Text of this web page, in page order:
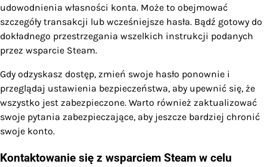
udowodnienia własności konta. Może to obejmować
szczegóły transakcji lub wcześniejsze hasła. Bądź gotowy do
dokładnego przestrzegania wszelkich instrukcji podanych
przez wsparcie Steam.
Gdy odzyskasz dostęp, zmień swoje hasło ponownie i
przeglądaj ustawienia bezpieczeństwa, aby upewnić się, że
wszystko jest zabezpieczone. Warto również zaktualizować
swoje pytania zabezpieczające, aby jeszcze bardziej chronić
swoje konto.
Kontaktowanie się z wsparciem Steam w celu